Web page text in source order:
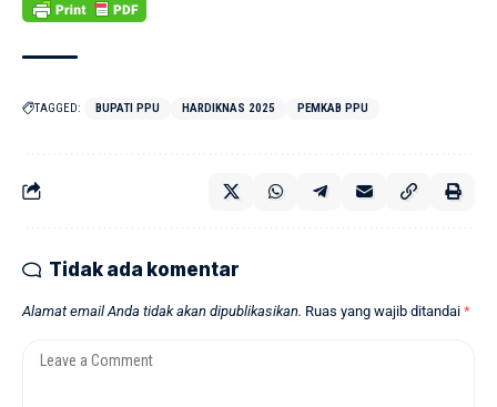
TAGGED: BUPATI PPU HARDIKNAS 2025 PEMKAB PPU
Tidak ada komentar
Alamat email Anda tidak akan dipublikasikan. Ruas yang wajib ditandai *